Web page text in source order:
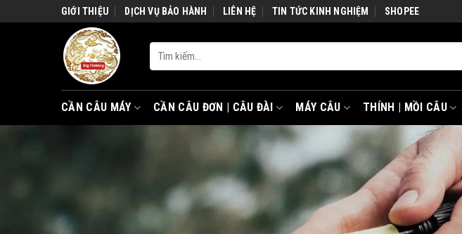
to
GIỚI THIỆU DỊCH VỤ BẢO HÀNH LIÊN HỆ TIN TỨC KINH NGHIỆM SHOPEE
Tìm
kiếm:
CẦN CÂU MÁY CẦN CÂU ĐƠN | CÂU ĐÀI MÁY CÂU THÍNH | MỒI CÂU